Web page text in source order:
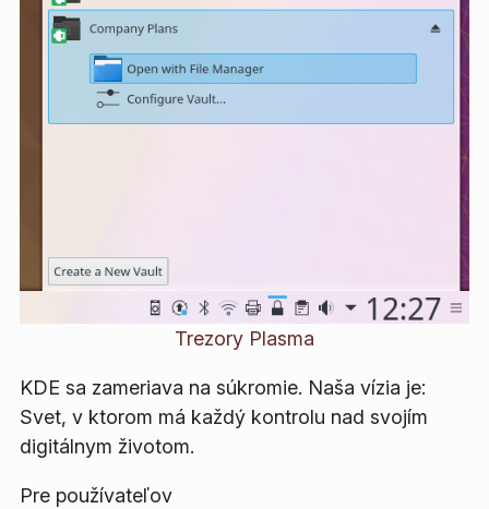
Trezory Plasma
KDE sa zameriava na súkromie. Naša vízia je:
Svet, v ktorom má každý kontrolu nad svojím
digitálnym životom.
Pre používateľov